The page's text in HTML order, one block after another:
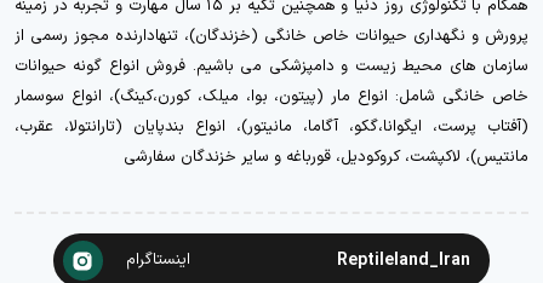
همگام با تکنولوژی روز دنیا و همچنین تکیه بر ۱۵ سال مهارت و تجربه در زمینه
پرورش و نگهداری حیوانات خاص خانگی (خزندگان)، تنهادارنده مجوز رسمی از
سازمان های محیط زیست و دامپزشکی می باشیم. فروش انواع گونه حیوانات
خاص خانگی شامل: انواع مار (پیتون، بوا، میلک، کورن،کینگ)، انواع سوسمار
(آفتاب پرست، ایگوانا،گکو، آگاما، مانیتور)، انواع بندپایان (تارانتولا، عقرب،
مانتیس)، لاکپشت، کروکودیل، قورباغه و سایر خزندگان سفارشی
Reptileland_Iran اینستاگرام